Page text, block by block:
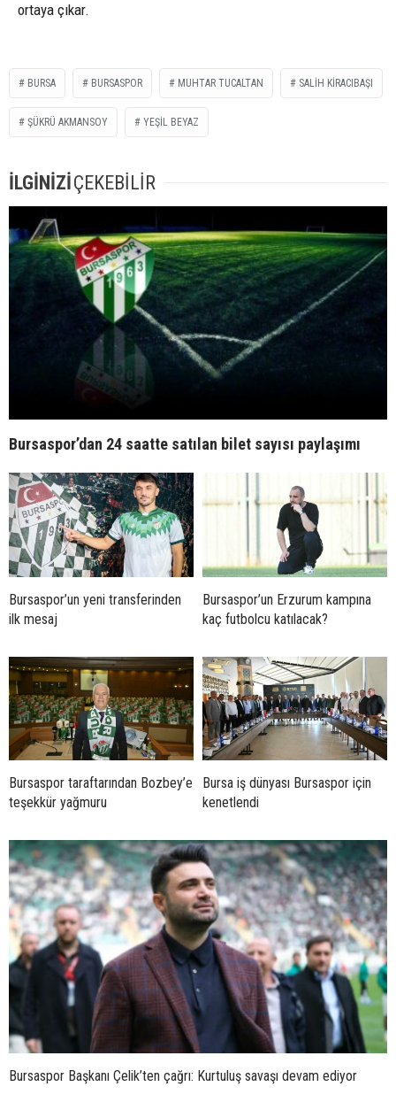
ortaya çıkar.
BURSA BURSASPOR MUHTAR TUCALTAN SALIH KIRACIBAŞI
ŞÜKRÜ AKMANSOY YEŞIL BEYAZ
İLGİNİZİÇEKEBİLİR
Bursaspor’dan 24 saatte satılan bilet sayısı paylaşımı
Bursaspor’un yeni transferinden
ilk mesaj
Bursaspor’un Erzurum kampına
kaç futbolcu katılacak?
Bursaspor taraftarından Bozbey’e
teşekkür yağmuru
Bursa iş dünyası Bursaspor için
kenetlendi
Bursaspor Başkanı Çelik’ten çağrı: Kurtuluş savaşı devam ediyor